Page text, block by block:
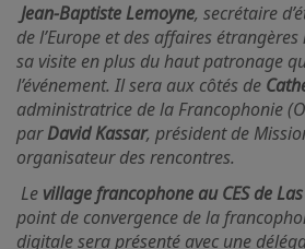
Jean-Baptiste Lemoyne, secrétaire
de l’Europe et des affaires
sa visite en plus du haut patronage
l’événement. Il sera aux côtés de
administratrice de la Francophonie
parDavid Kassar, président de
organisateur des rencontres.
Le village francophone au CES de
point de convergence de la
digitale sera présenté avec une